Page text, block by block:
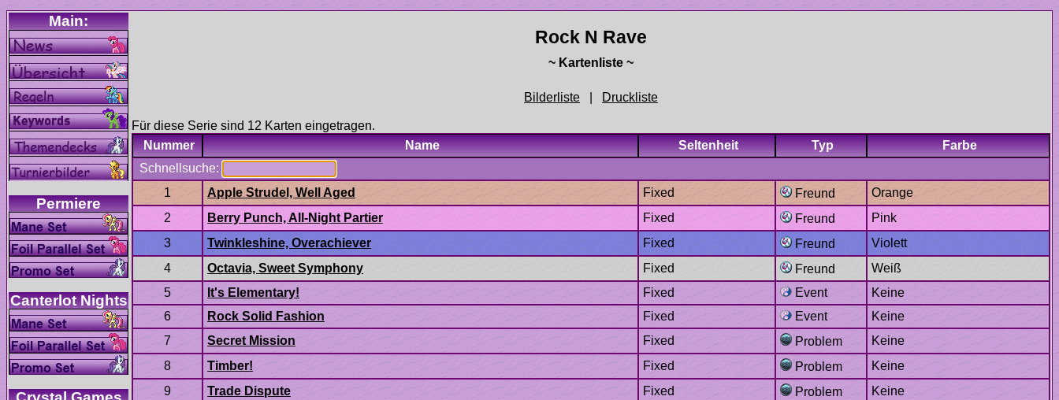
Für diese Serie sind 12 Karten eingetragen.
Nummer
Name Seltenheit Typ
Farbe
Schnellsuche:
Freund
Orange
Freund
Pink
Freund
Violett
Freund
Weiß
It's Elementary!
Event
Keine
Event
Keine
Problem
Keine
Problem
Keine
Problem
Keine